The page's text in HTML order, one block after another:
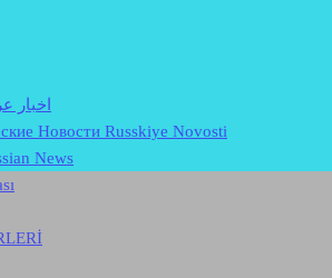
اخبار
Новости Russkiye Novosti
News